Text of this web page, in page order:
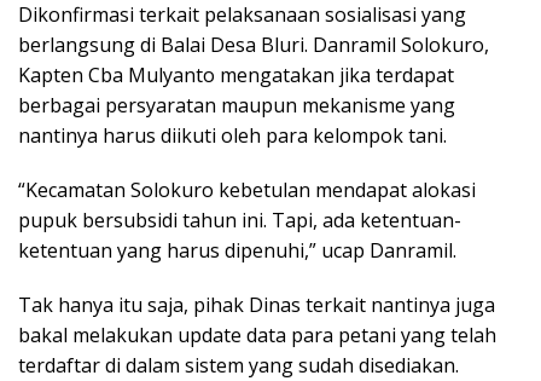
Dikonfirmasi terkait pelaksanaan sosialisasi yang
berlangsung di Balai Desa Bluri. Danramil Solokuro,
Kapten Cba Mulyanto mengatakan jika terdapat
berbagai persyaratan maupun mekanisme yang
nantinya harus diikuti oleh para kelompok tani.
“Kecamatan Solokuro kebetulan mendapat alokasi
pupuk bersubsidi tahun ini. Tapi, ada ketentuan-
ketentuan yang harus dipenuhi,” ucap Danramil.
Tak hanya itu saja, pihak Dinas terkait nantinya juga
bakal melakukan update data para petani yang telah
terdaftar di dalam sistem yang sudah disediakan.